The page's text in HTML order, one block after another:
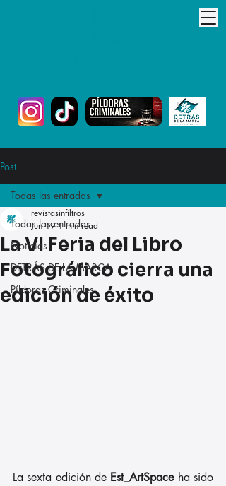
Post
Todas las entradas
Noticias
DETRÁS DE LA MARCA
Píldoras Criminales
Todas las entradas
La VI Feria del Libro
Fotográfico cierra una
edición de éxito
revistasinfiltros
Jun 19 1 min read
La sexta edición de Est_ArtSpace ha sido